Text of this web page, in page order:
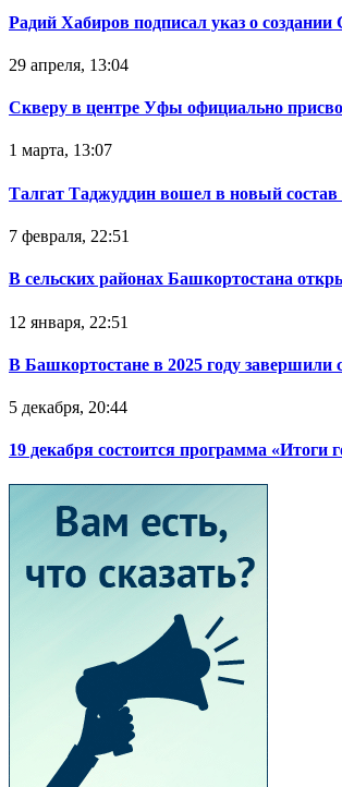
Радий Хабиров подписал указ о
29 апреля, 13:04
Скверу в центре Уфы официально
1 марта, 13:07
Талгат Таджуддин вошел в новый
7 февраля, 22:51
В сельских районах Башкортостана
12 января, 22:51
В Башкортостане в 2025 году завершили
5 декабря, 20:44
19 декабря состоится программа